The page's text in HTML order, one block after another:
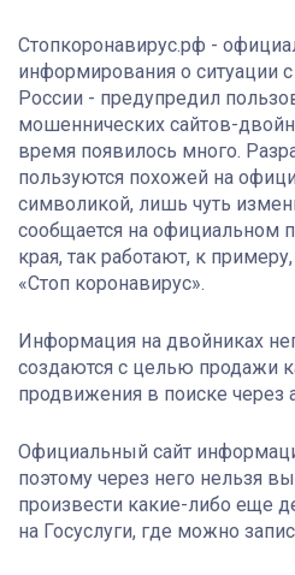
Стопкоронавирус.рф -
информирования о ситуации
России - предупредил
мошеннических сайтов-
время появилось много.
пользуются похожей на
символикой, лишь чуть
сообщается на официальном
края, так работают, к
«Стоп коронавирус».
Информация на двойниках
создаются с целью продажи
продвижения в поиске через
Официальный сайт
поэтому через него нельзя
произвести какие-либо еще
на Госуслуги, где можно